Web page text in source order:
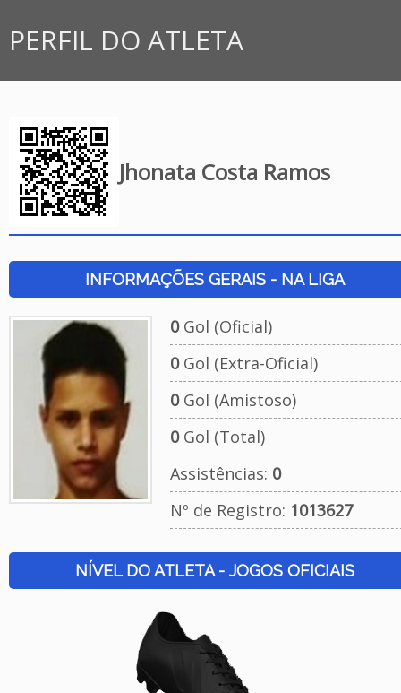
PERFIL DO ATLETA
Jhonata Costa Ramos
INFORMAÇÕES GERAIS - NA LIGA
0Gol (Oficial)
0Gol (Extra-Oficial)
0Gol (Amistoso)
0Gol (Total)
Assistências: 0
Nº de Registro: 1013627
NÍVEL DO ATLETA - JOGOS OFICIAIS